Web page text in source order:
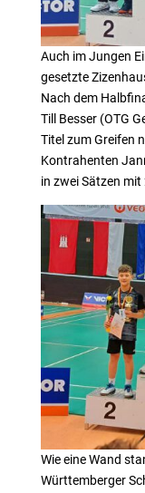
Auch im Jungen
gesetzte
Nach dem
Till Besser (OTG
Titel zum Greifen
Kontrahenten
in zwei Sätzen
Wie eine Wand
Württemberger